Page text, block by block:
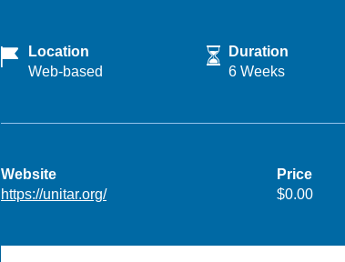
Location
Web-based
Duration
6 Weeks
Website
https://unitar.org/
Price
$0.00